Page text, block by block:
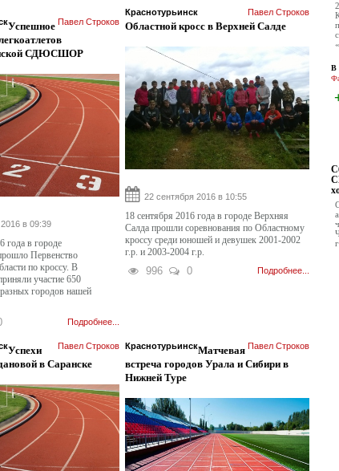
Павел Строков
Успешное
СДЮСШОР
в 09:39
года в городе
Первенство
по кроссу. В
участие 650
городов нашей
Подробнее...
Краснотурьинск Павел Строков
Областной кросс в Верхней Салде
22 сентября 2016 в 10:55
18 сентября 2016 года в городе Верхняя
Салда прошли соревнования по Областному
кроссу среди юношей и девушек 2001-2002
г.р. и 2003-2004 г.р.
996 0 Подробнее...
Павел Строков
Успехи
в Саранске
Краснотурьинск Павел Строков
Матчевая
встреча городов Урала и Сибири в
Нижней Туре
В